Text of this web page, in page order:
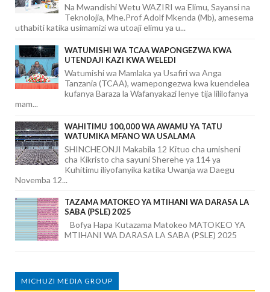
Na Mwandishi Wetu WAZIRI wa Elimu, Sayansi na
Teknolojia, Mhe.Prof Adolf Mkenda (Mb), amesema
uthabiti katika usimamizi wa utoaji elimu ya u...
WATUMISHI WA TCAA WAPONGEZWA KWA
UTENDAJI KAZI KWA WELEDI
Watumishi wa Mamlaka ya Usafiri wa Anga
Tanzania (TCAA), wamepongezwa kwa kuendelea
kufanya Baraza la Wafanyakazi lenye tija lililofanya
mam...
WAHITIMU 100,000 WA AWAMU YA TATU
WATUMIKA MFANO WA USALAMA
SHINCHEONJI Makabila 12 Kituo cha umisheni
cha Kikristo cha sayuni Sherehe ya 114 ya
Kuhitimu iliyofanyika katika Uwanja wa Daegu
Novemba 12...
TAZAMA MATOKEO YA MTIHANI WA DARASA LA
SABA (PSLE) 2025
Bofya Hapa Kutazama Matokeo MATOKEO YA
MTIHANI WA DARASA LA SABA (PSLE) 2025
MICHUZI MEDIA GROUP